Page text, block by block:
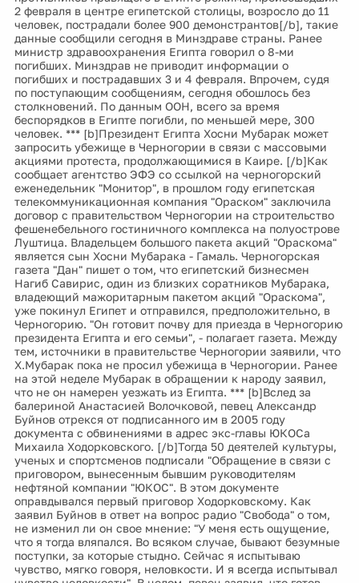
2 февраля в центре египетской столицы, возросло до 11
человек, пострадали более 900 демонстрантов[/b], такие
данные сообщили сегодня в Минздраве страны. Ранее
министр здравоохранения Египта говорил о 8-ми
погибших. Минздрав не приводит информации о
погибших и пострадавших 3 и 4 февраля. Впрочем, судя
по поступающим сообщениям, сегодня обошлось без
столкновений. По данным ООН, всего за время
беспорядков в Египте погибли, по меньшей мере, 300
человек. *** [b]Президент Египта Хосни Мубарак может
запросить убежище в Черногории в связи с массовыми
акциями протеста, продолжающимися в Каире. [/b]Как
сообщает агентство ЭФЭ со ссылкой на черногорский
еженедельник "Монитор", в прошлом году египетская
телекоммуникационная компания "Ораском" заключила
договор с правительством Черногории на строительство
фешенебельного гостиничного комплекса на полуострове
Луштица. Владельцем большого пакета акций "Ораскома"
является сын Хосни Мубарака - Гамаль. Черногорская
газета "Дан" пишет о том, что египетский бизнесмен
Нагиб Савирис, один из близких соратников Мубарака,
владеющий мажоритарным пакетом акций "Ораскома",
уже покинул Египет и отправился, предположительно, в
Черногорию. "Он готовит почву для приезда в Черногорию
президента Египта и его семьи", - полагает газета. Между
тем, источники в правительстве Черногории заявили, что
Х.Мубарак пока не просил убежища в Черногории. Ранее
на этой неделе Мубарак в обращении к народу заявил,
что не он намерен уезжать из Египта. *** [b]Вслед за
балериной Анастасией Волочковой, певец Александр
Буйнов отрекся от подписанного им в 2005 году
документа с обвинениями в адрес экс-главы ЮКОСа
Михаила Ходорковского. [/b]Тогда 50 деятелей культуры,
ученых и спортсменов подписали "Обращение в связи с
приговором, вынесенным бывшим руководителям
нефтяной компании "ЮКОС". В этом документе
оправдывался первый приговор Ходорковскому. Как
заявил Буйнов в ответ на вопрос радио "Свобода" о том,
не изменил ли он свое мнение: "У меня есть ощущение,
что я тогда вляпался. Во всяком случае, бывают безумные
поступки, за которые стыдно. Сейчас я испытываю
чувство, мягко говоря, неловкости. И я всегда испытывал